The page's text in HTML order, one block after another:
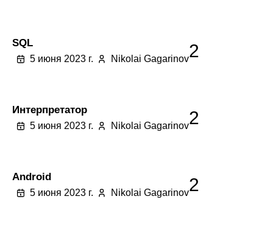
SQL
5 июня 2023 г. Nikolai Gagarinov2
Интерпретатор
5 июня 2023 г. Nikolai Gagarinov2
Android
5 июня 2023 г. Nikolai Gagarinov2